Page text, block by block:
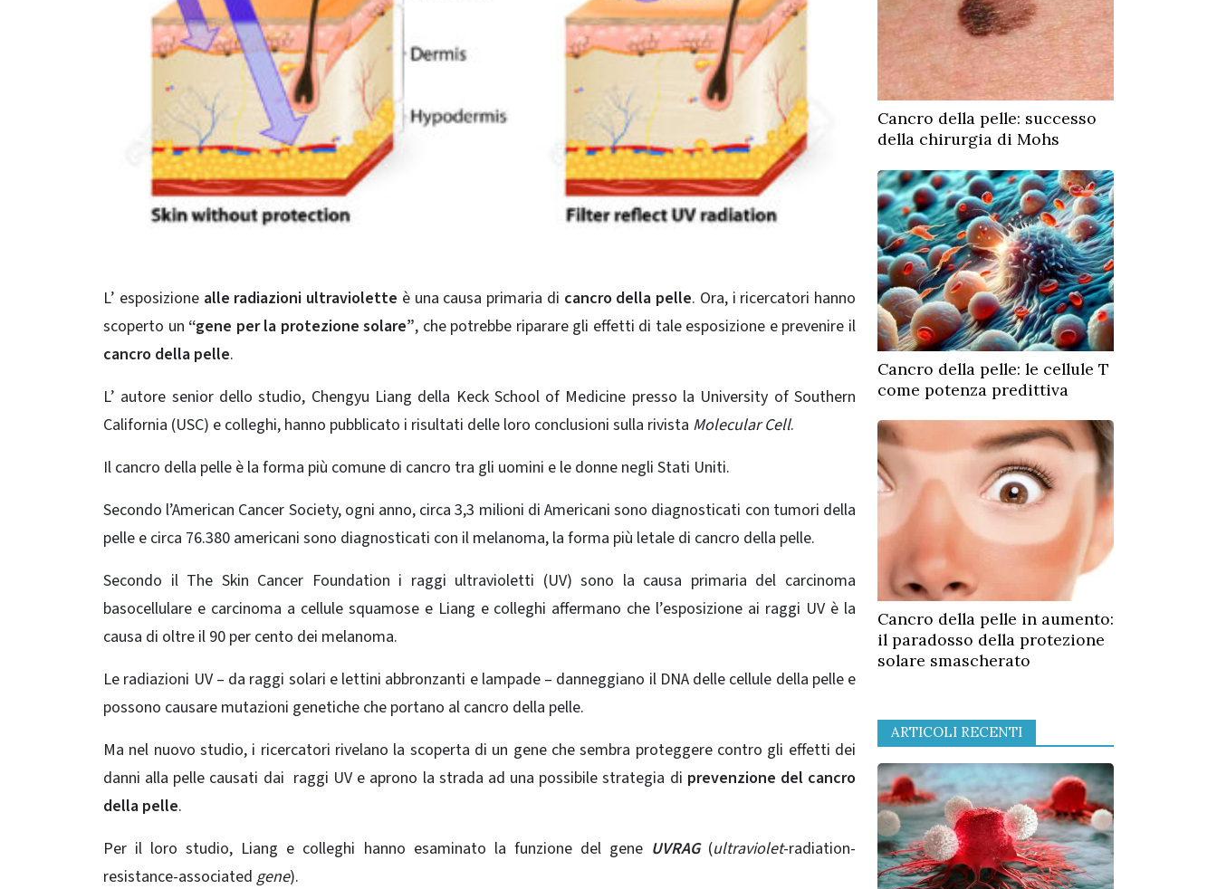
L’ esposizionealle radiazioni ultraviolette è una causa primaria di cancro della pelle. Ora, i ricercatori hanno
scoperto un “gene per la protezione solare”, che potrebbe riparare gli effetti di tale esposizione e prevenire il
cancro della pelle.
L’ autore senior dello studio, Chengyu Liang della Keck School of Medicine presso la University of Southern
California (USC) e colleghi, hanno pubblicato i risultati delle loro conclusioni sulla rivista Molecular Cell.
Il cancro della pelle è la forma più comune di cancro tra gli uomini e le donne negli Stati Uniti.
Secondo l’American Cancer Society, ogni anno, circa 3,3 milioni di Americani sono diagnosticati con tumori della
pelle e circa 76.380 americani sono diagnosticati con il melanoma, la forma più letale di cancro della pelle.
Secondo il The Skin Cancer Foundation i raggi ultravioletti (UV) sono la causa primaria del carcinoma
basocellulare e carcinoma a cellule squamose e Liang e colleghi affermano che l’esposizione ai raggi UV è la
causa di oltre il 90 per cento dei melanoma.
Le radiazioni UV – da raggi solari e lettini abbronzanti e lampade – danneggiano il DNA delle cellule della pelle e
possono causare mutazioni genetiche che portano al cancro della pelle.
Ma nel nuovo studio, i ricercatori rivelano la scoperta di un gene che sembra proteggere contro gli effetti dei
danni alla pelle causati dai raggi UV e aprono la strada ad una possibile strategia di prevenzione del cancro
della pelle.
Per il loro studio, Liang e colleghi hanno esaminato la funzione del gene UVRAG(ultraviolet-radiation-
resistance-associated gene).
Cancro della pelle: successo
della chirurgia di Mohs
Cancro della pelle: le cellule T
come potenza predittiva
Cancro della pelle in aumento:
il paradosso della protezione
solare smascherato
ARTICOLI RECENTI